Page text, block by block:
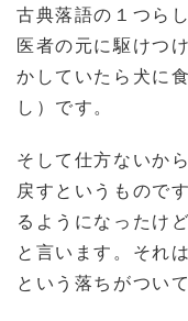
古典落語の１つら
医者の元に駆けつ
かしていたら犬に
し） です。
そして仕方ないか
戻すというもので
るようになったけ
と言います。それは
という落ちがつい